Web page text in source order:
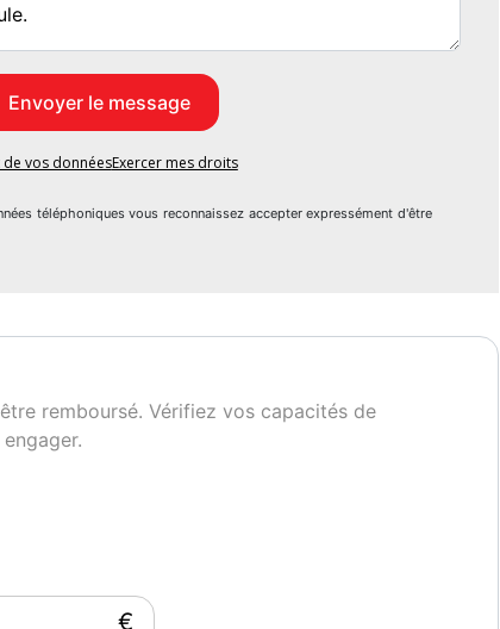
vos donnéesExercer mes droits
téléphoniques vous reconnaissez accepter expressément d'être
remboursé. Vérifiez vos capacités de
€